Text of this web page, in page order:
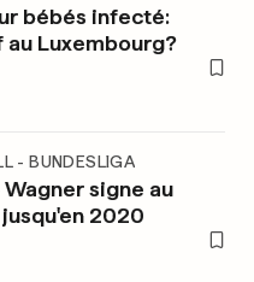
bébés infecté:
au Luxembourg?
- BUNDESLIGA
signe au
2020